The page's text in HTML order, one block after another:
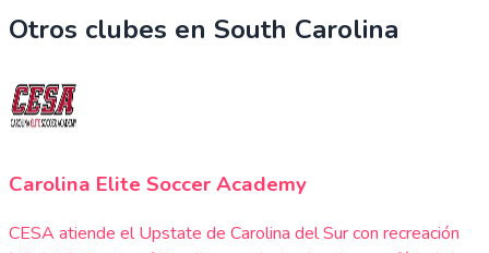
Otros clubes en South Carolina
Carolina Elite Soccer Academy
CESA atiende el Upstate de Carolina del Sur con recreación